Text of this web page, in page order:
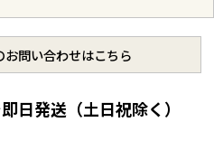
日発送（土日祝除く）
お問い合わせはこちら